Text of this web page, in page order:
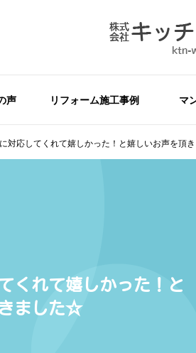
声 リフォーム施工事例 マ
対応してくれて嬉しかった！と嬉しいお声を頂
くれて嬉しかった！と
ました☆